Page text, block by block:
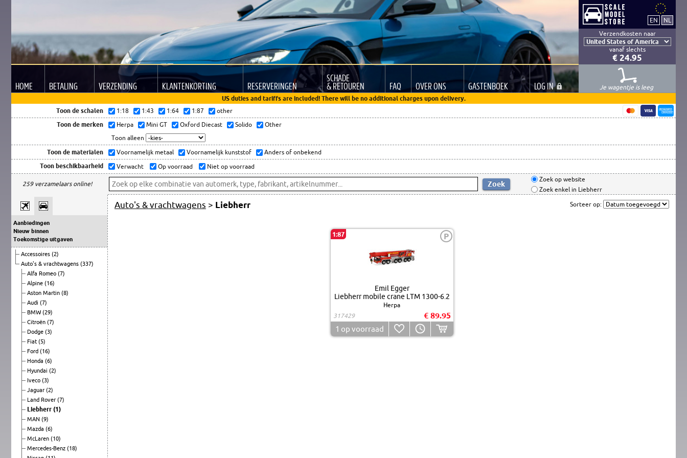
Verzendkosten naar
vanaf slechts
€ 24.95
HOME BETALING VERZENDING KLANTENKORTING RESERVERINGEN
SCHADE
& RETOUREN FAQ OVER ONS GASTENBOEK LOGIN
Je wagentje is leeg
US duties and tariffs are included! There will be no additional charges upon delivery.
Toon de schalen
1:18 1:43 1:64 1:87 other
Toon de merken Herpa Mini GT Oxford Diecast Solido
Other
Toon alleen
Toon de materialen Voornamelijk metaal Voornamelijk kunststof Anders of onbekend
Toon beschikbaarheid Verwacht Op voorraad Niet op voorraad
259 verzamelaars online!
Zoek op website
Zoek enkel in Liebherr
Aanbiedingen
Nieuw binnen
Toekomstige uitgaven
Accessoires (2)
Auto's & vrachtwagens (337)
Alfa Romeo (7)
Alpine (16)
Aston Martin (8)
Audi (7)
BMW (29)
Citroën (7)
Dodge (3)
Fiat (5)
Ford (16)
Honda (6)
Hyundai (2)
Iveco (3)
Jaguar (2)
Land Rover (7)
Liebherr (1)
MAN (9)
Mazda (6)
McLaren (10)
Mercedes-Benz (18)
Auto's & vrachtwagens > Liebherr Sorteer op:
1:87 P
Emil Egger
Liebherr mobile crane LTM 1300-6.2
Herpa
317429
€ 89.95
1 op voorraad